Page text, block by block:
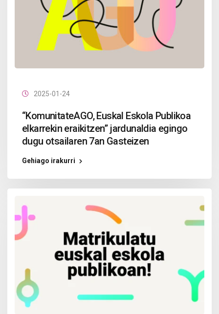
2025-01-24
“KomunitateAGO, Euskal Eskola Publikoa
elkarrekin eraikitzen” jardunaldia egingo
dugu otsailaren 7an Gasteizen
Gehiago irakurri